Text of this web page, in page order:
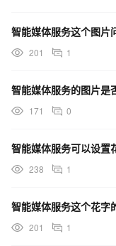
智能媒体服务这个图片
201 1
智能媒体服务的图片是
171 0
智能媒体服务可以设置
238 1
智能媒体服务这个花字
201 1